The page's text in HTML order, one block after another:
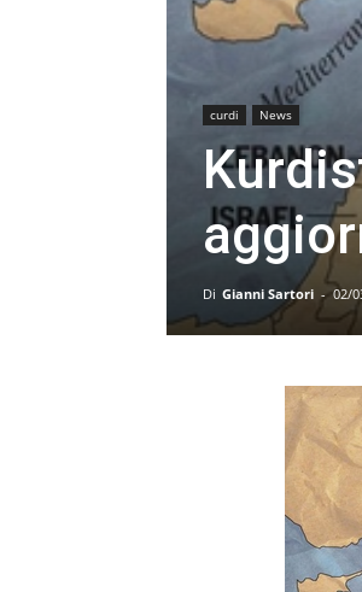
curdi News
Di Gianni Sartori - 02/